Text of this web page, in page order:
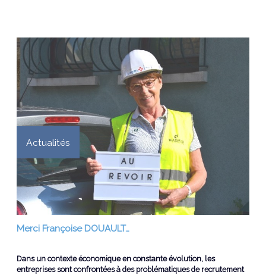
Actualités
Merci Françoise DOUAULT…
Dans un contexte économique en constante évolution, les
entreprises sont confrontées à des problématiques de recrutement